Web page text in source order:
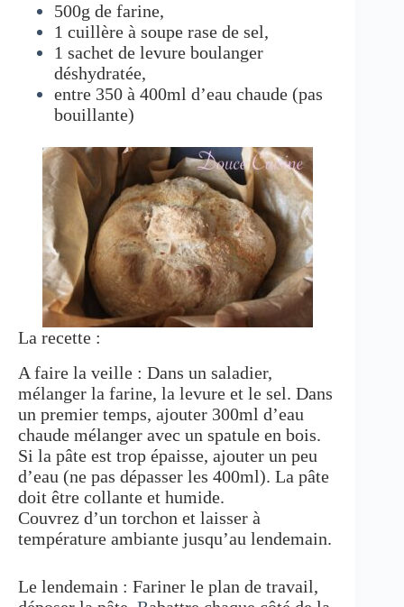
500g de farine,
1 cuillère à soupe rase de sel,
1 sachet de levure boulanger
déshydratée,
entre 350 à 400ml d’eau chaude (pas
bouillante)
La recette :
A faire la veille : Dans un saladier,
mélanger la farine, la levure et le sel. Dans
un premier temps, ajouter 300ml d’eau
chaude mélanger avec un spatule en bois.
Si la pâte est trop épaisse, ajouter un peu
d’eau (ne pas dépasser les 400ml). La pâte
doit être collante et humide.
Couvrez d’un torchon et laisser à
température ambiante jusqu’au lendemain.
Le lendemain : Fariner le plan de travail,